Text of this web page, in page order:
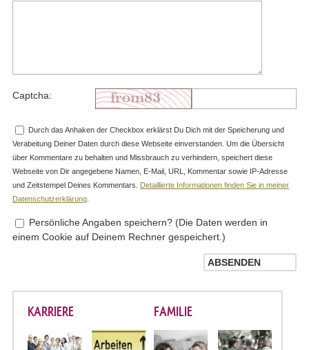
Captcha:
Durch das Anhaken der Checkbox erklärst Du Dich mit der Speicherung und
Verabeitung Deiner Daten durch diese Webseite einverstanden. Um die Übersicht
über Kommentare zu behalten und Missbrauch zu verhindern, speichert diese
Webseite von Dir angegebene Namen, E-Mail, URL, Kommentar sowie IP-Adresse
und Zeitstempel Deines Kommentars. Detaillierte Informationen finden Sie in meiner
Datenschutzerklärung.
Persönliche Angaben speichern? (Die Daten werden in
einem Cookie auf Deinem Rechner gespeichert.)
KARRIERE FAMILIE